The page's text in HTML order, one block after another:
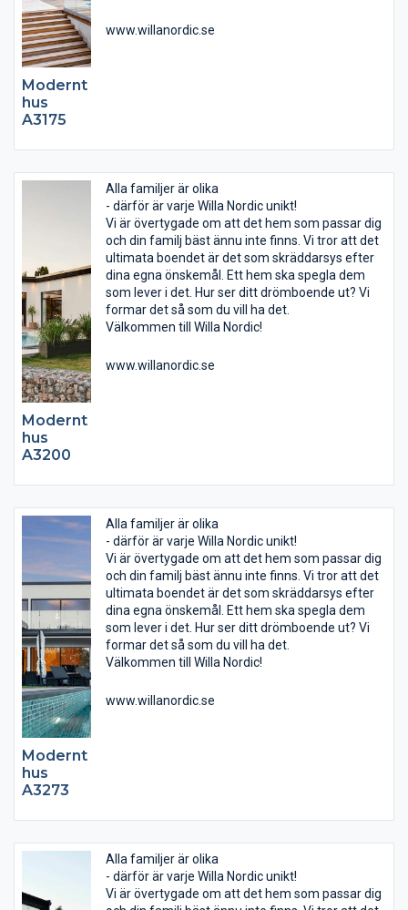
Modernt
hus
A3175
www.willanordic.se
Modernt
hus
A3200
Alla familjer är olika
- därför är varje Willa Nordic unikt!
Vi är övertygade om att det hem som passar dig
och din familj bäst ännu inte finns. Vi tror att det
ultimata boendet är det som skräddarsys efter
dina egna önskemål. Ett hem ska spegla dem
som lever i det. Hur ser ditt drömboende ut? Vi
formar det så som du vill ha det.
Välkommen till Willa Nordic!
www.willanordic.se
Modernt
hus
A3273
Alla familjer är olika
- därför är varje Willa Nordic unikt!
Vi är övertygade om att det hem som passar dig
och din familj bäst ännu inte finns. Vi tror att det
ultimata boendet är det som skräddarsys efter
dina egna önskemål. Ett hem ska spegla dem
som lever i det. Hur ser ditt drömboende ut? Vi
formar det så som du vill ha det.
Välkommen till Willa Nordic!
www.willanordic.se
Alla familjer är olika
- därför är varje Willa Nordic unikt!
Vi är övertygade om att det hem som passar dig